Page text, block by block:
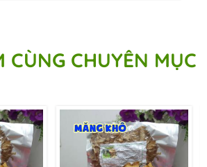
CÙNG CHUYÊN MỤC